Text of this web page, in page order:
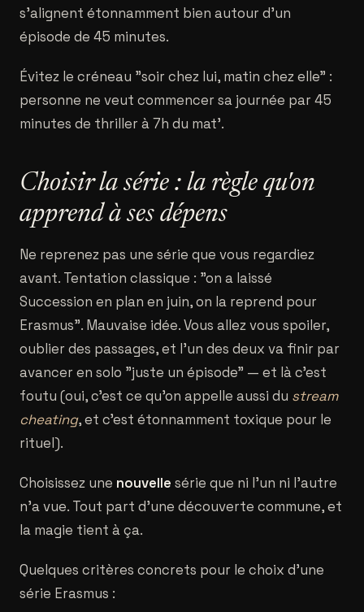
s'alignent étonnamment bien autour d'un
épisode de 45 minutes.
Évitez le créneau "soir chez lui, matin chez elle" :
personne ne veut commencer sa journée par 45
minutes de thriller à 7h du mat'.
Choisir la série : la règle qu'on
apprend à ses dépens
Ne reprenez pas une série que vous regardiez
avant. Tentation classique : "on a laissé
Succession en plan en juin, on la reprend pour
Erasmus". Mauvaise idée. Vous allez vous spoiler,
oublier des passages, et l'un des deux va finir par
avancer en solo "juste un épisode" — et là c'est
foutu (oui, c'est ce qu'on appelle aussi du stream
cheating, et c'est étonnamment toxique pour le
rituel).
Choisissez une nouvelle série que ni l'un ni l'autre
n'a vue. Tout part d'une découverte commune, et
la magie tient à ça.
Quelques critères concrets pour le choix d'une
série Erasmus :